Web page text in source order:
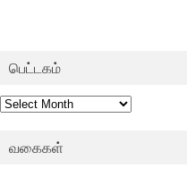
பெட்டகம்
பெட்டகம்
வகைகள்